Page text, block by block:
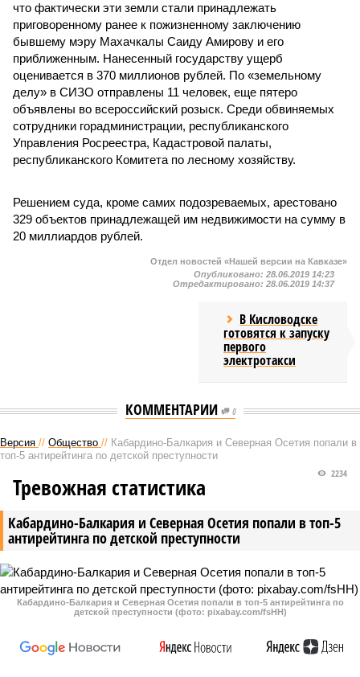
что фактически эти земли стали принадлежать
приговоренному ранее к пожизненному заключению
бывшему мэру Махачкалы Саиду Амирову и его
приближенным. Нанесенный государству ущерб
оценивается в 370 миллионов рублей. По «земельному
делу» в СИЗО отправлены 11 человек, еще пятеро
объявлены во всероссийский розыск. Среди обвиняемых
сотрудники горадминистрации, республиканского
Управления Росреестра, Кадастровой палаты,
республиканского Комитета по лесному хозяйству.
Решением суда, кроме самих подозреваемых, арестовано
329 объектов принадлежащей им недвижимости на сумму в
20 миллиардов рублей.
Отдел новостей «Нашей версии на Кавказе»
Опубликовано: 28.06.2019 14:23
Отредактировано: 28.06.2019 14:37
В Кисловодске
готовятся к запуску
первого
электротакси
КОММЕНТАРИИ 0
Версия // Общество // Кабардино-Балкария и Северная Осетия попали в
топ-5 антирейтинга по детской преступности
Кабардино-Балкария и Северная Осетия попали в топ-5
антирейтинга по детской преступности
2234
Тревожная статистика
Кабардино-Балкария и Северная Осетия попали в топ-5 антирейтинга по
детской преступности (фото: pixabay.com/fsHH)